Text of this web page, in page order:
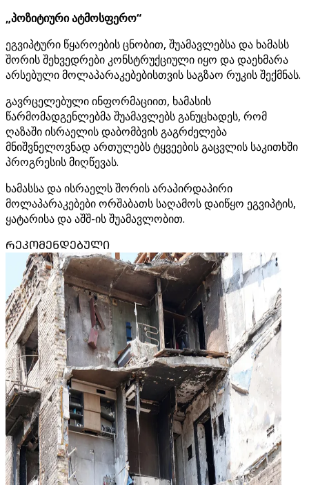
„პოზიტიური ატმოსფერო“
ეგვიპტური წყაროების ცნობით, შუამავლებსა და ხამასს
შორის შეხვედრები კონსტრუქციული იყო და დაეხმარა
არსებული მოლაპარაკებებისთვის საგზაო რუკის შექმნას.
გავრცელებული ინფორმაციით, ხამასის
წარმომადგენლებმა შუამავლებს განუცხადეს, რომ
ღაზაში ისრაელის დაბომბვის გაგრძელება
მნიშვნელოვნად ართულებს ტყვეების გაცვლის საკითხში
პროგრესის მიღწევას.
ხამასსა და ისრაელს შორის არაპირდაპირი
მოლაპარაკებები ორშაბათს საღამოს დაიწყო ეგვიპტის,
ყატარისა და აშშ-ის შუამავლობით.
ᲠᲔᲙᲝᲛᲔᲜᲓᲔᲑᲣᲚᲘ